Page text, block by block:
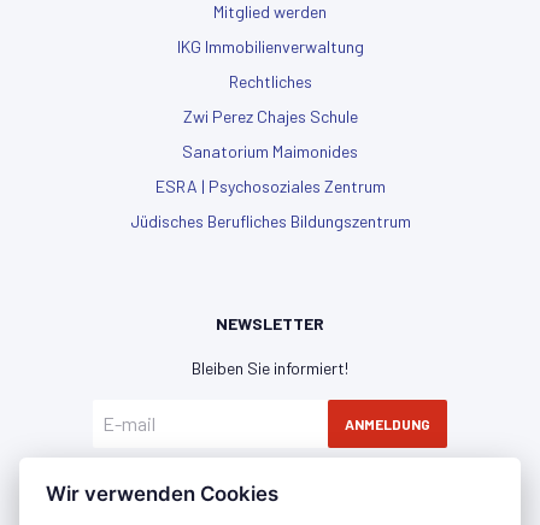
Mitglied werden
IKG Immobilienverwaltung
Rechtliches
Zwi Perez Chajes Schule
Sanatorium Maimonides
ESRA | Psychosoziales Zentrum
Jüdisches Berufliches Bildungszentrum
NEWSLETTER
Bleiben Sie informiert!
ANMELDUNG
einverstanden
Wir verwenden Cookies